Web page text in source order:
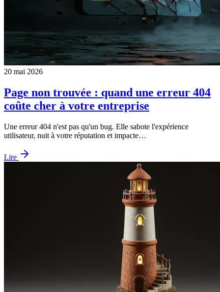
20 mai 2026
Page non trouvée : quand une erreur 404
coûte cher à votre entreprise
Une erreur 404 n'est pas qu'un bug. Elle sabote l'expérience
utilisateur, nuit à votre réputation et impacte…
Lire